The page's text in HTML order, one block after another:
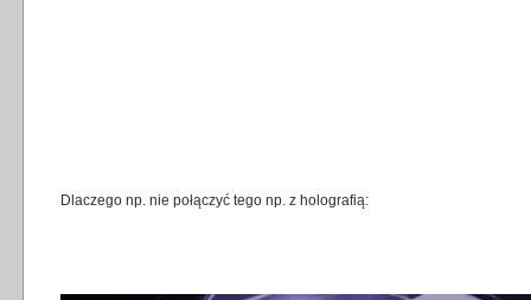
Dlaczego np. nie połączyć tego np. z holografią: